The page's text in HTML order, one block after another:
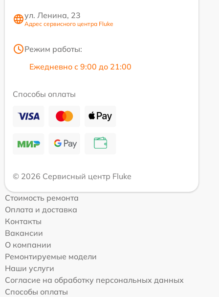
ул. Ленина, 23
Адрес сервисного центра Fluke
Режим работы:
Ежедневно с 9:00 до 21:00
Способы оплаты
© 2026 Сервисный центр Fluke
Стоимость ремонта
Оплата и доставка
Контакты
Вакансии
О компании
Ремонтируемые модели
Наши услуги
Согласие на обработку персональных данных
Способы оплаты